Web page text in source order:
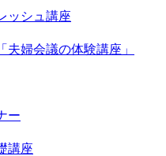
ッシュ講座
婦会議の体験講座」
ー
講座